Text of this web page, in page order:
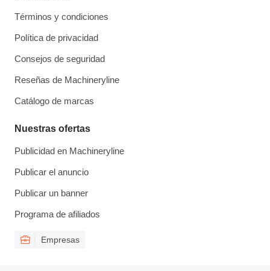
Términos y condiciones
Política de privacidad
Consejos de seguridad
Reseñas de Machineryline
Catálogo de marcas
Nuestras ofertas
Publicidad en Machineryline
Publicar el anuncio
Publicar un banner
Programa de afiliados
Empresas